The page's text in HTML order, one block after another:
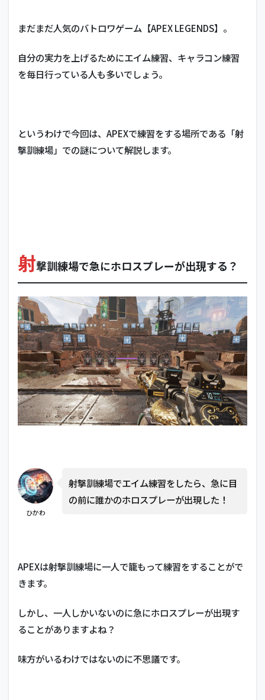
まだまだ人気のバトロワゲーム【APEX LEGENDS】。
自分の実力を上げるためにエイム練習、キャラコン練習
を毎日行っている人も多いでしょう。
というわけで今回は、APEXで練習をする場所である「射
撃訓練場」での謎について解説します。
射撃訓練場で急にホロスプレーが出現する？
ひかわ
射撃訓練場でエイム練習をしたら、急に目
の前に誰かのホロスプレーが出現した！
APEXは射撃訓練場に一人で籠もって練習をすることがで
きます。
しかし、一人しかいないのに急にホロスプレーが出現す
ることがありますよね？
味方がいるわけではないのに不思議です。